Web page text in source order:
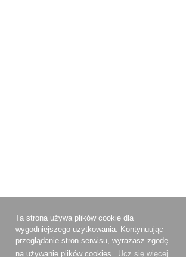
Ta strona używa plików cookie dla
wygodniejszego użytkowania. Kontynuując
przeglądanie stron serwisu, wyrażasz zgodę
na używanie plików cookies. Ucz się więcej